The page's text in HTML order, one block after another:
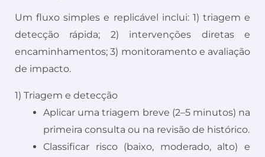
Um fluxo simples e replicável inclui: 1) triagem e
detecção rápida; 2) intervenções diretas e
encaminhamentos; 3) monitoramento e avaliação
de impacto.
1) Triagem e detecção
Aplicar uma triagem breve (2–5 minutos) na
primeira consulta ou na revisão de histórico.
Classificar risco (baixo, moderado, alto) e